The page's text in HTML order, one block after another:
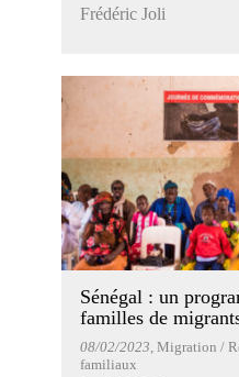
Frédéric Joli
Sénégal : un
familles de
08/02/2023 , Migration /
familiaux